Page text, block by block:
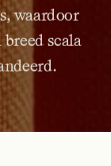
waardoor
breed scala